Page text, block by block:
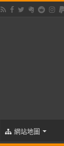
網站地圖